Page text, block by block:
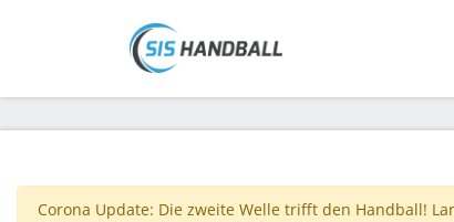
Corona Update: Die zweite Welle trifft den Handball!